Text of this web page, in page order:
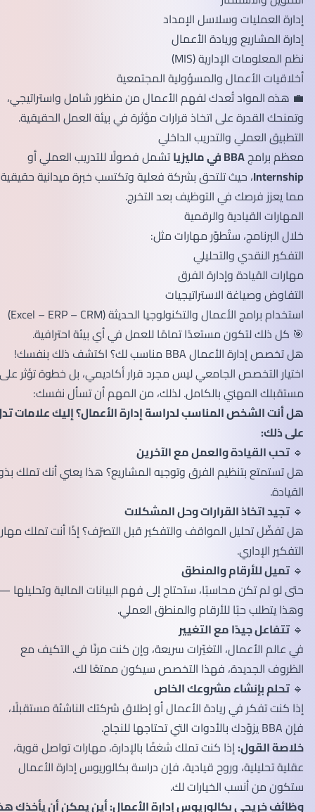
إدارة العمليات وسلاسل الإمداد
إدارة المشاريع وريادة الأعمال
نظم المعلومات الإدارية (MIS)
أخلاقيات الأعمال والمسؤولية المجتمعية
💼 هذه المواد تُعدك لفهم الأعمال من منظور شامل واستراتيجي،
وتمنحك القدرة على اتخاذ قرارات مؤثرة في بيئة العمل الحقيقية.
التطبيق العملي والتدريب الداخلي
معظم برامجBBA في ماليزيا
تشمل فصولًا للتدريب العملي أو
Internship، حيث تلتحق بشركة فعلية وتكتسب خبرة ميدانية حقيقية،
مما يعزز فرصك في التوظيف بعد التخرج.
المهارات القيادية والرقمية
خلال البرنامج، ستُطوّر مهارات مثل:
التفكير النقدي والتحليلي
مهارات القيادة وإدارة الفرق
التفاوض وصياغة الاستراتيجيات
استخدام برامج الأعمال والتكنولوجيا الحديثة (Excel – ERP – CRM)
🎯 كل ذلك لتكون مستعدًا تمامًا للعمل في أي بيئة احترافية.
هل تخصص إدارة الأعمال BBA مناسب لك؟ اكتشف ذلك بنفسك!
اختيار التخصص الجامعي ليس مجرد قرار أكاديمي، بل خطوة تؤثر على
مستقبلك المهني بالكامل. لذلك، من المهم أن تسأل نفسك:
هل أنت الشخص المناسب لدراسة إدارة الأعمال؟ إليك علامات تدل
على ذلك:
تحب القيادة والعمل مع الآخرين
هل تستمتع بتنظيم الفرق وتوجيه المشاريع؟ هذا يعني أنك تملك بذور
القيادة.
تجيد اتخاذ القرارات وحل المشكلات
هل تفضّل تحليل المواقف والتفكير قبل التصرّف؟ إذًا أنت تملك مهارات
التفكير الإداري.
تميل للأرقام والمنطق
حتى لو لم تكن محاسبًا، ستحتاج إلى فهم البيانات المالية وتحليلها —
وهذا يتطلب حبًا للأرقام والمنطق العملي.
تتفاعل جيدًا مع التغيير
في عالم الأعمال، التغيّرات سريعة، وإن كنت مرنًا في التكيف مع
الظروف الجديدة، فهذا التخصص سيكون ممتعًا لك.
تحلم بإنشاء مشروعك الخاص
إذا كنت تفكر في ريادة الأعمال أو إطلاق شركتك الناشئة مستقبلًا،
فإن BBA يزوّدك بالأدوات التي تحتاجها للنجاح.
خلاصة القول:إذا كنت تملك شغفًا بالإدارة، مهارات تواصل قوية،
عقلية تحليلية، وروح قيادية، فإن دراسة بكالوريوس إدارة الأعمال
ستكون من أنسب الخيارات لك.
وظائف خريجي بكالوريوس إدارة الأعمال: أين يمكن أن يأخذك هذا